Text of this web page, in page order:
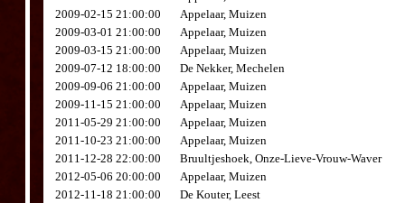
2009-02-15 21:00:00
Appelaar, Muizen
2009-03-01 21:00:00
Appelaar, Muizen
2009-03-15 21:00:00
Appelaar, Muizen
2009-07-12 18:00:00
De Nekker, Mechelen
2009-09-06 21:00:00
Appelaar, Muizen
2009-11-15 21:00:00
Appelaar, Muizen
2011-05-29 21:00:00
Appelaar, Muizen
2011-10-23 21:00:00
Appelaar, Muizen
2011-12-28 22:00:00
Bruultjeshoek, Onze-Lieve-Vrouw-Waver
2012-05-06 20:00:00
Appelaar, Muizen
2012-11-18 21:00:00
De Kouter, Leest